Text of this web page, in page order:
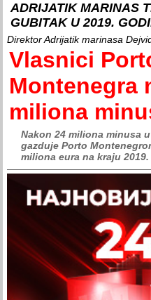
ADRIJATIK MARINAS
GUBITAK U 2019.
Direktor Adrijatik marinasa
Vlasnici
Montenegra
miliona
Nakon 24 miliona minusa
gazduje Porto
miliona eura na kraju